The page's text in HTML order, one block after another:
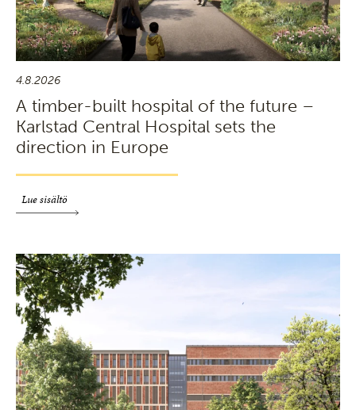
4.8.2026
A timber-built hospital of the future –
Karlstad Central Hospital sets the
direction in Europe
Lue sisältö